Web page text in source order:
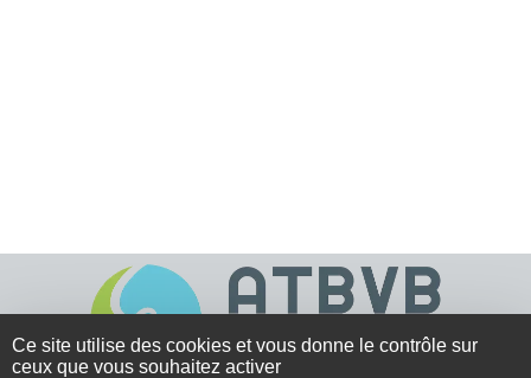
Ce site utilise des cookies et vous donne le contrôle sur
ceux que vous souhaitez activer